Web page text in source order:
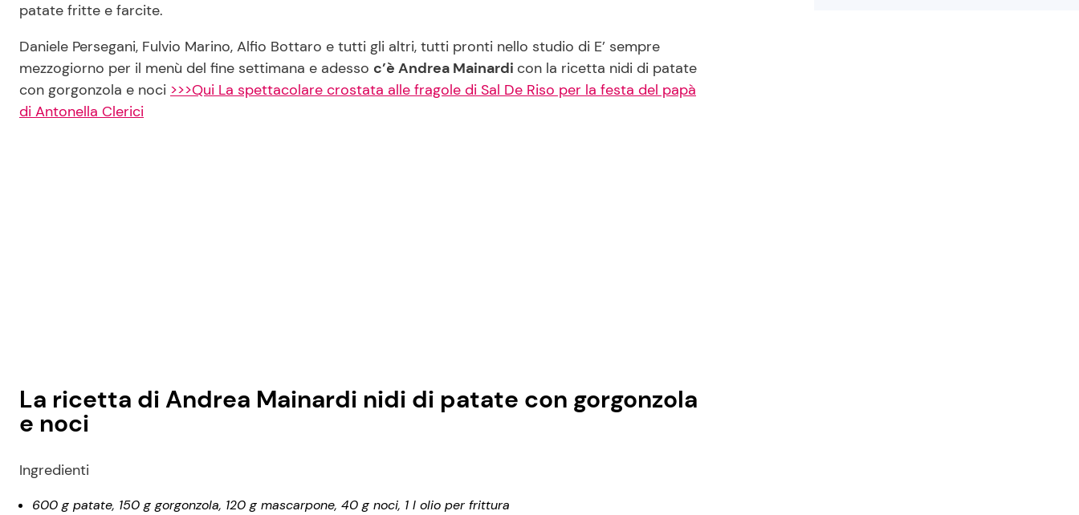
patate fritte e farcite.
Daniele Persegani, Fulvio Marino, Alfio Bottaro e tutti gli altri, tutti pronti nello studio di E’ sempre
mezzogiorno per il menù del fine settimana e adesso c’è Andrea Mainardi con la ricetta nidi di patate
con gorgonzola e noci >>>Qui La spettacolare crostata alle fragole di Sal De Riso per la festa del papà
di Antonella Clerici
La ricetta di Andrea Mainardi nidi di patate con gorgonzola
e noci
Ingredienti
600 g patate, 150 g gorgonzola, 120 g mascarpone, 40 g noci, 1 l olio per frittura